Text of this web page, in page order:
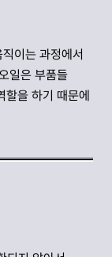
이는 과정에서
일은 부품들
할을 하기 때문에